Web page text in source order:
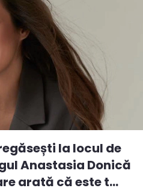
la locul de
Anastasia Donică
arată că este t...